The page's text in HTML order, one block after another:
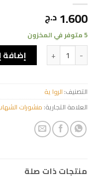
1.600 د.ج
5 متوفر في المخزون
كمية الرمز والقيمةإضافة
التصنيف: الروا ية
العلامة التجارية: منشورات
منتجات ذات صلة